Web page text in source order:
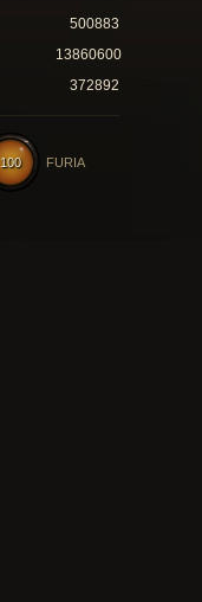
500883
13860600
372892
100 FURIA